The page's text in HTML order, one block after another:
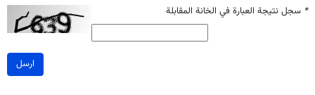
* سجل نتيجة العبارة في الخانة المقابلة
ارسل